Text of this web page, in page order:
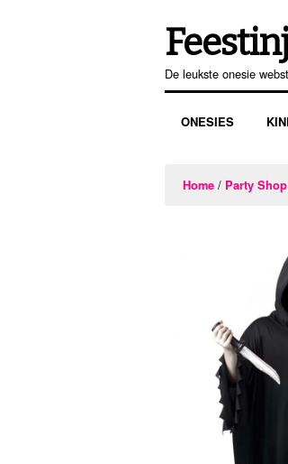
Ga
door
naar
Ga
direct
naar
inhoud
De leukste onesie
ONESIES
Home / Party Shop